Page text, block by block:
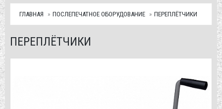
ГЛАВНАЯ ПОСЛЕПЕЧАТНОЕ ОБОРУДОВАНИЕ ПЕРЕПЛЁТЧИКИ
ПЕРЕПЛЁТЧИКИ